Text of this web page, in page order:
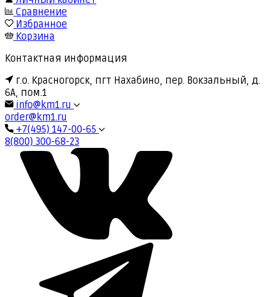
Сравнение
Избранное
Корзина
Контактная информация
г.о. Красногорск, пгт Нахабино, пер. Вокзальный, д.
6А, пом.1
info@km1.ru
order@km1.ru
+7(495) 147-00-65
8(800) 300-68-23